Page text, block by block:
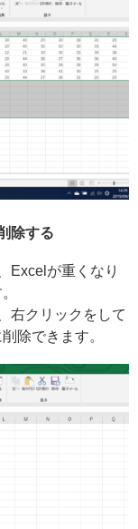
除する
Excelが重くなり
右クリックをして
除できます。